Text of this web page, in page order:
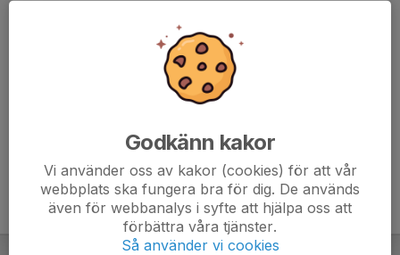
Godkänn kakor
Vi använder oss av kakor (cookies) för att vår
webbplats ska fungera bra för dig. De används
även för webbanalys i syfte att hjälpa oss att
förbättra våra tjänster.
Så använder vi cookies